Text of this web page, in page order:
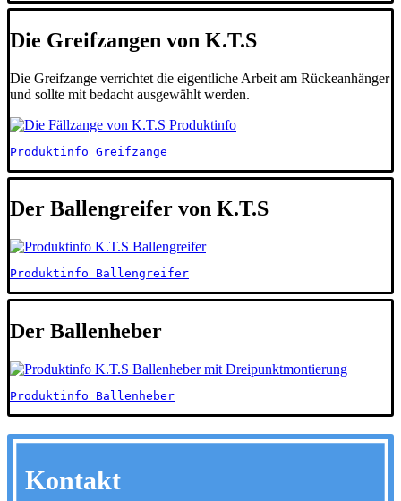
Die Greifzangen von K.T.S
Die Greifzange verrichtet die eigentliche Arbeit am Rückeanhänger
und sollte mit bedacht ausgewählt werden.
Produktinfo Greifzange
Der Ballengreifer von K.T.S
Produktinfo Ballengreifer
Der Ballenheber
Produktinfo Ballenheber
Kontakt